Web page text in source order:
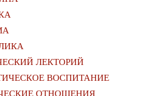
ЛЕКТОРИЙ
ВОСПИТАНИЕ
ОТНОШЕНИЯ